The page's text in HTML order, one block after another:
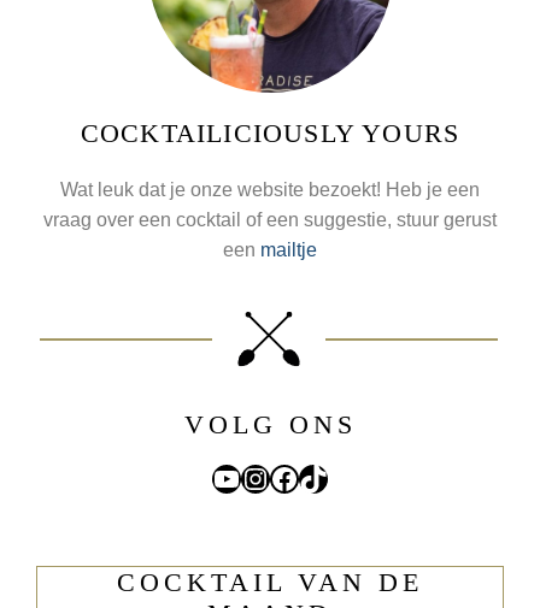
COCKTAILICIOUSLY YOURS
Wat leuk dat je onze website bezoekt! Heb je een
vraag over een cocktail of een suggestie, stuur gerust
een mailtje
VOLG ONS
YouTube
Instagram
Facebook
TikTok
COCKTAIL VAN DE